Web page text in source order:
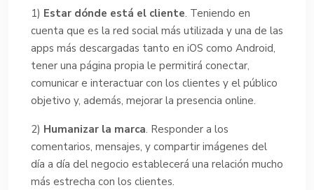
1) Estar dónde está el cliente. Teniendo en
cuenta que es la red social más utilizada y una de las
apps más descargadas tanto en iOS como Android,
tener una página propia le permitirá conectar,
comunicar e interactuar con los clientes y el público
objetivo y, además, mejorar la presencia online.
2) Humanizar la marca. Responder a los
comentarios, mensajes, y compartir imágenes del
día a día del negocio establecerá una relación mucho
más estrecha con los clientes.